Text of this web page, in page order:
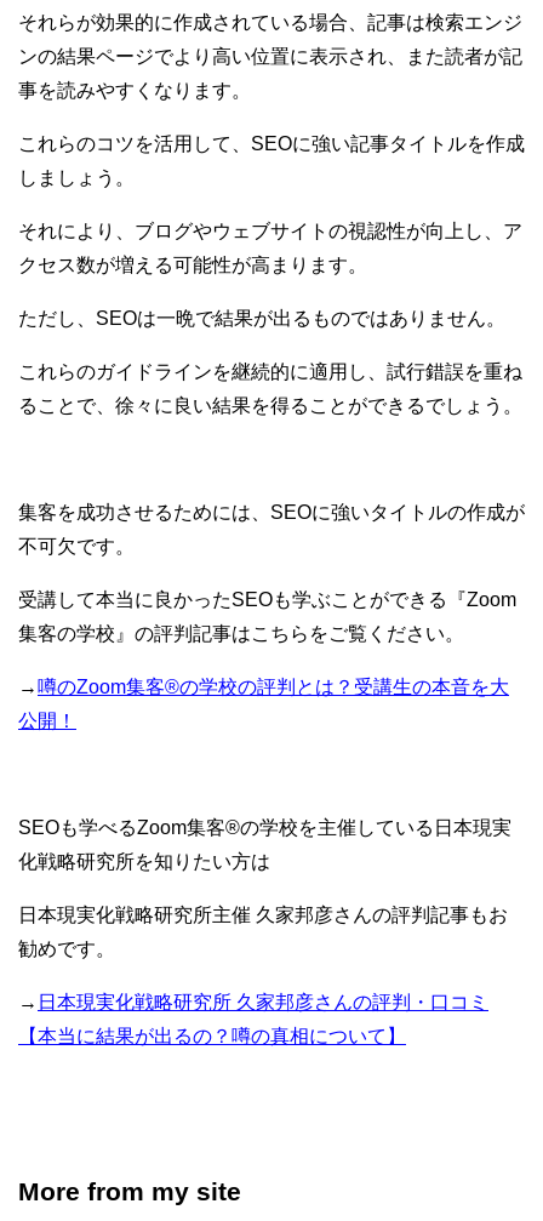
それらが効果的に作成されている場合、記事は検索エンジ
ンの結果ページでより高い位置に表示され、また読者が記
事を読みやすくなります。
これらのコツを活用して、SEOに強い記事タイトルを作成
しましょう。
それにより、ブログやウェブサイトの視認性が向上し、ア
クセス数が増える可能性が高まります。
ただし、SEOは一晩で結果が出るものではありません。
これらのガイドラインを継続的に適用し、試行錯誤を重ね
ることで、徐々に良い結果を得ることができるでしょう。
集客を成功させるためには、SEOに強いタイトルの作成が
不可欠です。
受講して本当に良かったSEOも学ぶことができる『Zoom
集客の学校』の評判記事はこちらをご覧ください。
→ 噂のZoom集客®の学校の評判とは？受講生の本音を大
公開！
SEOも学べるZoom集客®の学校を主催している日本現実
化戦略研究所を知りたい方は
日本現実化戦略研究所主催 久家邦彦さんの評判記事もお
勧めです。
→ 日本現実化戦略研究所 久家邦彦さんの評判・口コミ
【本当に結果が出るの？噂の真相について】
More from my site